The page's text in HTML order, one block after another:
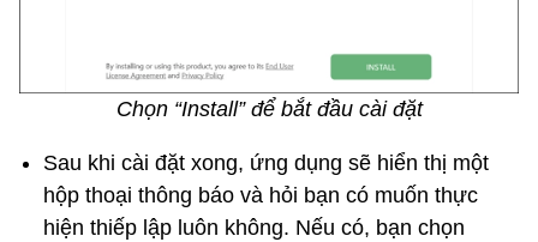
Chọn “Install” để bắt đầu cài đặt
Sau khi cài đặt xong, ứng dụng sẽ hiển thị một
hộp thoại thông báo và hỏi bạn có muốn thực
hiện thiếp lập luôn không. Nếu có, bạn chọn